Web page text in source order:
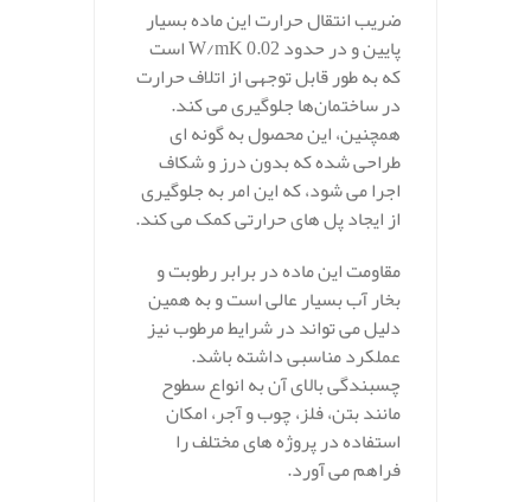
ضریب انتقال حرارت این ماده بسیار
پایین و در حدود 0.02 W/mK است
که به طور قابل توجهی از اتلاف حرارت
در ساختمان‌ها جلوگیری می‌ کند.
همچنین، این محصول به گونه‌ ای
طراحی شده که بدون درز و شکاف
اجرا می‌ شود، که این امر به جلوگیری
از ایجاد پل‌ های حرارتی کمک می‌ کند.
مقاومت این ماده در برابر رطوبت و
بخار آب بسیار عالی است و به همین
دلیل می‌ تواند در شرایط مرطوب نیز
عملکرد مناسبی داشته باشد.
چسبندگی بالای آن به انواع سطوح
مانند بتن، فلز، چوب و آجر، امکان
استفاده در پروژه‌ های مختلف را
فراهم می‌ آورد.